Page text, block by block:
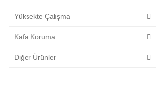
Yüksekte Çalışma
Kafa Koruma
Diğer Ürünler